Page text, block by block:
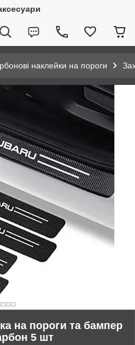
наклейки на пороги
на пороги та бампер
5 шт